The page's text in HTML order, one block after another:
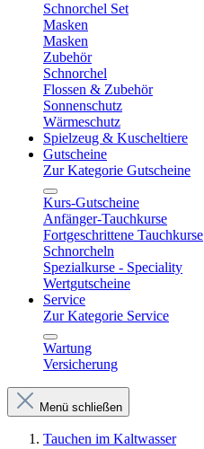
Schnorchel Set
Masken
Masken
Zubehör
Schnorchel
Flossen & Zubehör
Sonnenschutz
Wärmeschutz
Spielzeug & Kuscheltiere
Gutscheine
Zur Kategorie Gutscheine
Kurs-Gutscheine
Anfänger-Tauchkurse
Fortgeschrittene Tauchkurse
Schnorcheln
Spezialkurse - Speciality
Wertgutscheine
Service
Zur Kategorie Service
Wartung
Versicherung
Menü schließen
Tauchen im Kaltwasser